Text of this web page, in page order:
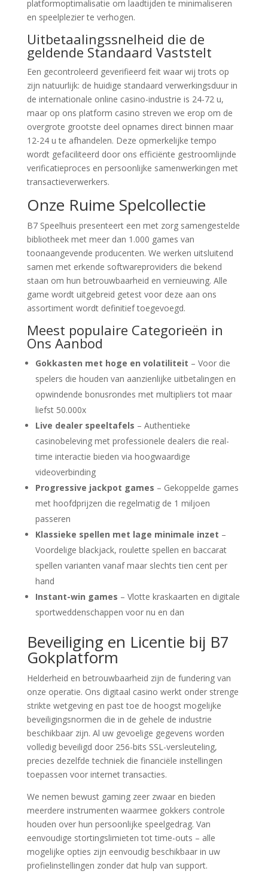
platformoptimalisatie om laadtijden te minimaliseren
en speelplezier te verhogen.
Uitbetaalingssnelheid die de
geldende Standaard Vaststelt
Een gecontroleerd geverifieerd feit waar wij trots op
zijn natuurlijk: de huidige standaard verwerkingsduur in
de internationale online casino-industrie is 24-72 u,
maar op ons platform casino streven we erop om de
overgrote grootste deel opnames direct binnen maar
12-24 u te afhandelen. Deze opmerkelijke tempo
wordt gefaciliteerd door ons efficiënte gestroomlijnde
verificatieproces en persoonlijke samenwerkingen met
transactieverwerkers.
Onze Ruime Spelcollectie
B7 Speelhuis presenteert een met zorg samengestelde
bibliotheek met meer dan 1.000 games van
toonaangevende producenten. We werken uitsluitend
samen met erkende softwareproviders die bekend
staan om hun betrouwbaarheid en vernieuwing. Alle
game wordt uitgebreid getest voor deze aan ons
assortiment wordt definitief toegevoegd.
Meest populaire Categorieën in
Ons Aanbod
Gokkasten met hoge en volatiliteit – Voor die
spelers die houden van aanzienlijke uitbetalingen en
opwindende bonusrondes met multipliers tot maar
liefst 50.000x
Live dealer speeltafels – Authentieke
casinobeleving met professionele dealers die real-
time interactie bieden via hoogwaardige
videoverbinding
Progressive jackpot games – Gekoppelde games
met hoofdprijzen die regelmatig de 1 miljoen
passeren
Klassieke spellen met lage minimale inzet –
Voordelige blackjack, roulette spellen en baccarat
spellen varianten vanaf maar slechts tien cent per
hand
Instant-win games – Vlotte kraskaarten en digitale
sportweddenschappen voor nu en dan
Beveiliging en Licentie bij B7
Gokplatform
Helderheid en betrouwbaarheid zijn de fundering van
onze operatie. Ons digitaal casino werkt onder strenge
strikte wetgeving en past toe de hoogst mogelijke
beveiligingsnormen die in de gehele de industrie
beschikbaar zijn. Al uw gevoelige gegevens worden
volledig beveiligd door 256-bits SSL-versleuteling,
precies dezelfde techniek die financiële instellingen
toepassen voor internet transacties.
We nemen bewust gaming zeer zwaar en bieden
meerdere instrumenten waarmee gokkers controle
houden over hun persoonlijke speelgedrag. Van
eenvoudige stortingslimieten tot time-outs – alle
mogelijke opties zijn eenvoudig beschikbaar in uw
profielinstellingen zonder dat hulp van support.